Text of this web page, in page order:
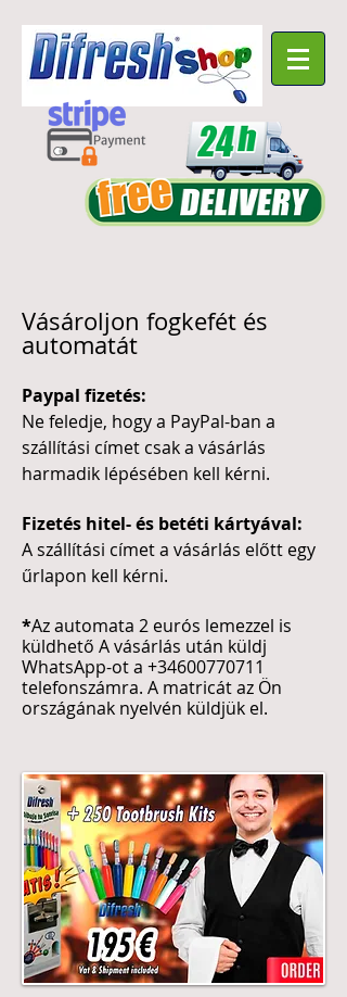
Vásároljon fogkefét és
automatát
Paypal fizetés:
Ne feledje, hogy a PayPal-ban a
szállítási címet csak a vásárlás
harmadik lépésében kell kérni.
Fizetés hitel- és betéti kártyával:
A szállítási címet a vásárlás előtt egy
űrlapon kell kérni.
*Az automata 2 eurós lemezzel is
küldhető A vásárlás után küldj
WhatsApp-ot a +34600770711
telefonszámra. A matricát az Ön
országának nyelvén küldjük el.